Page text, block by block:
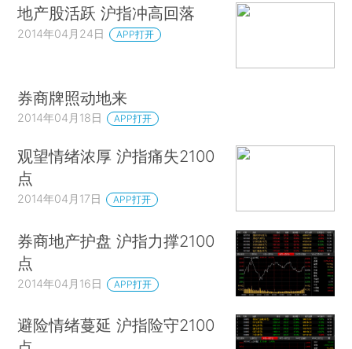
地产股活跃 沪指冲高回落
2014年04月24日 APP打开
券商牌照动地来
2014年04月18日 APP打开
观望情绪浓厚 沪指痛失2100
点
2014年04月17日 APP打开
券商地产护盘 沪指力撑2100
点
2014年04月16日 APP打开
避险情绪蔓延 沪指险守2100